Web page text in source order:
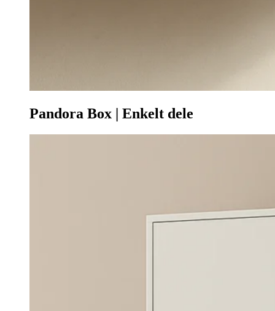
Pandora Box | Enkelt dele